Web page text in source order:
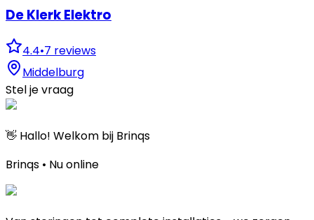
De Klerk Elektro
4.4•7 reviews
Middelburg
Stel je vraag
👋 Hallo! Welkom bij Brinqs
Brinqs • Nu online